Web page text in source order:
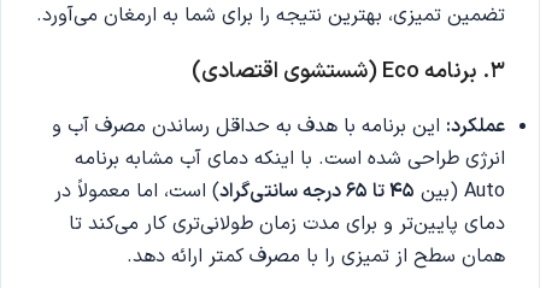
تضمین تمیزی، بهترین نتیجه را برای شما به ارمغان می‌آورد.
۳. برنامه Eco (شستشوی اقتصادی)
عملکرد: این برنامه با هدف به حداقل رساندن مصرف آب و
انرژی طراحی شده است. با اینکه دمای آب مشابه برنامه
Auto (بین
۴۵ تا ۶۵ درجه سانتی‌گراد
) است، اما معمولاً در
دمای پایین‌تر و برای مدت زمان طولانی‌تری کار می‌کند تا
همان سطح از تمیزی را با مصرف کمتر ارائه دهد.